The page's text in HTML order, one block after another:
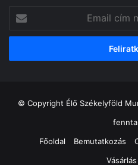
cím
megadása
© Copyright Élő Székelyföld
Főoldal
Bemutatkozás